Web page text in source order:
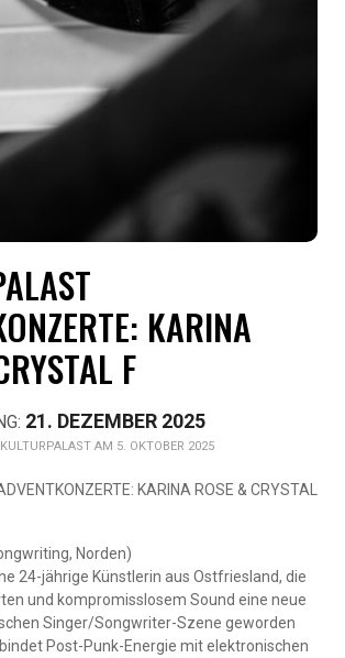
KARINA
F
21. DEZEMBER 2025
KULTURPALAST AM 5. OKTOBER 2025
KARINA ROSE & CRYSTAL
Norden)
24-jährige Künstlerin aus Ostfriesland, die
und kompromisslosem Sound eine neue
Singer/Songwriter-Szene geworden
Post-Punk-Energie mit elektronischen